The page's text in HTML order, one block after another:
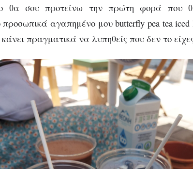
θα σου προτείνω την πρώτη φορά που
προσωπικά αγαπημένο μου butterfly pea tea
πραγματικά να λυπηθείς που δεν το